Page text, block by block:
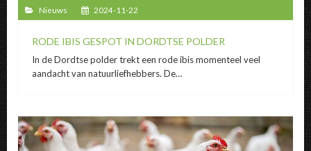
Nieuws 2024-11-22
RODE IBIS GESPOT IN DORDTSE POLDER
In de Dordtse polder trekt een rode ibis momenteel veel
aandacht van natuurliefhebbers. De…